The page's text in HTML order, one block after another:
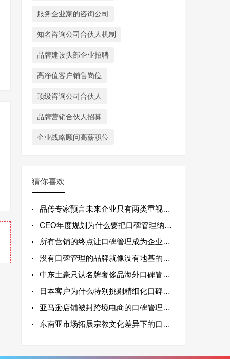
服务企业家的咨询公司
知名咨询公司合伙人机制
品牌建设头部企业招聘
高净值客户销售岗位
顶级咨询公司合伙人
品牌营销合伙人招募
企业战略顾问高薪职位
猜你喜欢
品传专家预言未来企业只有两类重视口碑管理
CEO年度规划为什么要把口碑管理纳入战略
所有营销的终点让口碑管理成为企业的自动赚
没有口碑管理的品牌就像没有地基的摩天大楼
中东土豪只认名牌奢侈品海外口碑管理特殊策
日本客户为什么特别挑剔精细化口碑管理之道
亚马逊店铺被封跨境电商的口碑管理生死线
东南亚市场拓展宗教文化差异下的口碑管理调